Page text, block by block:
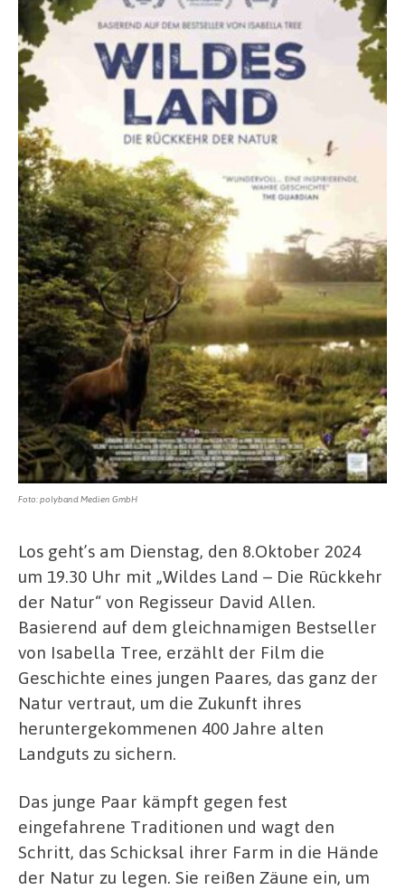
Foto: polyband Medien GmbH
Los geht’s am Dienstag, den 8.Oktober 2024
um 19.30 Uhr mit „Wildes Land – Die Rückkehr
der Natur“ von Regisseur David Allen.
Basierend auf dem gleichnamigen Bestseller
von Isabella Tree, erzählt der Film die
Geschichte eines jungen Paares, das ganz der
Natur vertraut, um die Zukunft ihres
heruntergekommenen 400 Jahre alten
Landguts zu sichern.
Das junge Paar kämpft gegen fest
eingefahrene Traditionen und wagt den
Schritt, das Schicksal ihrer Farm in die Hände
der Natur zu legen. Sie reißen Zäune ein, um